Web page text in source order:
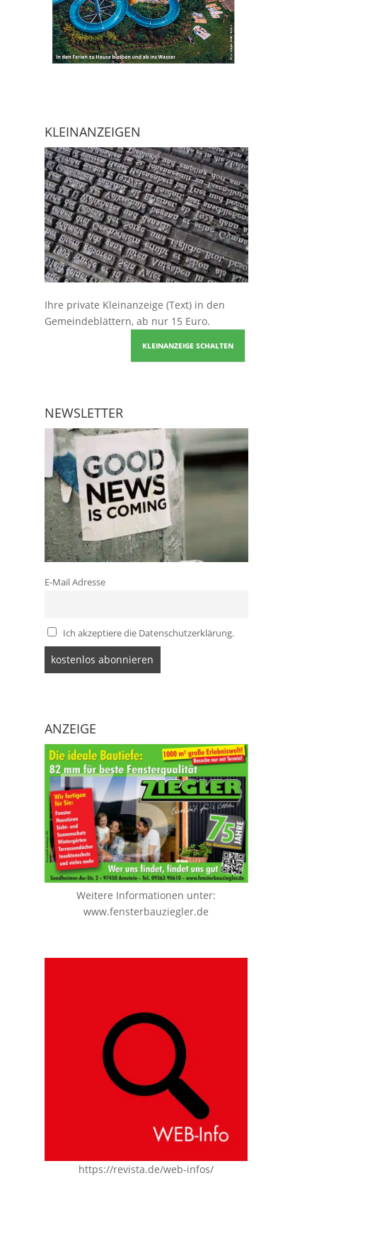
KLEINANZEIGEN
Ihre private Kleinanzeige (Text) in den
Gemeindeblättern, ab nur 15 Euro.
KLEINANZEIGE SCHALTEN
NEWSLETTER
E-Mail Adresse
Ich akzeptiere die Datenschutzerklärung.
ANZEIGE
Weitere Informationen unter:
www.fensterbauziegler.de
https://revista.de/web-infos/